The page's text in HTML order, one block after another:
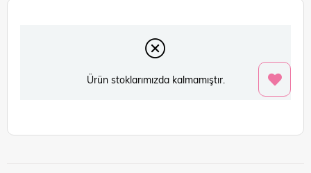
Ürün stoklarımızda kalmamıştır.